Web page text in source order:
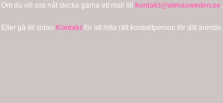
Om du vill oss nåt skicka gärna ett mail till kontakt@wimasweden.se
Eller gå till sidan Kontaktför att hitta rätt kontaktperson för ditt ärende.